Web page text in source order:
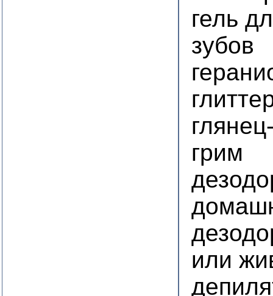
гель
зубов
грим
или